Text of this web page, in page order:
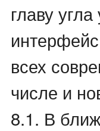
главу
всех
числе и
8.1. В